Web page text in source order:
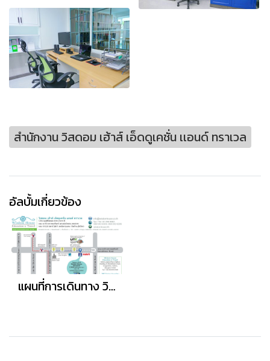
สำนักงาน วิสดอม เฮ้าส์ เอ็ดดูเคชั่น เเอนด์ ทราเวล
อัลบั้มเกี่ยวข้อง
แผนที่การเดินทาง วิสดอม เฮ้าส์ เอ็ดดูเคชั่น เเอนด์ ทราเวล